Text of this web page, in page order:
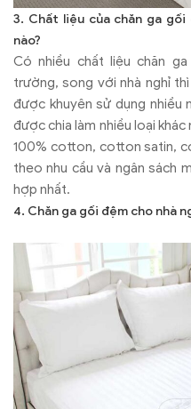
3. Chất liệu của chăn ga
nào?
Có nhiều chất liệu chăn
trường, song với nhà nghỉ
được khuyên sử dụng nhiều
được chia làm nhiều loại
100% cotton, cotton satin,
theo nhu cầu và ngân sách
hợp nhất.
4. Chăn ga gối đệm cho nhà